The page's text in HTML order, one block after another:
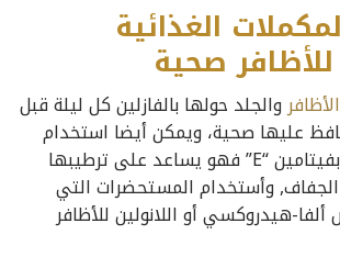
الغذائية
صحية
الأظافروالجلد حولها بالفازلين كل ليلة قبل
عليها صحية، ويمكن أيضا استخدام
زيت الخروع الغني بفيتامين “E” فهو يساعد على ترطيبها
وأستخدام المستحضرات التي
هيدروكسي أو اللانولين للأظافر